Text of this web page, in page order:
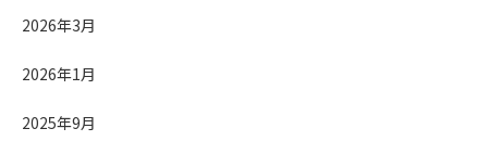
2026年3月
2026年1月
2025年9月